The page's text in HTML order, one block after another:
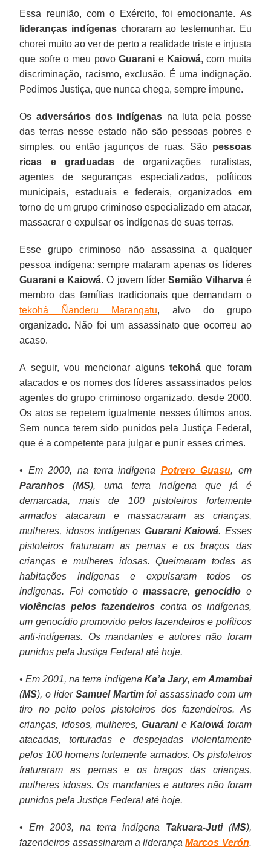
Essa reunião, com o Exército, foi emocionante. As
lideranças indígenas choraram ao testemunhar. Eu
chorei muito ao ver de perto a realidade triste e injusta
que sofre o meu povoGuarani e Kaiowá, com muita
discriminação, racismo, exclusão. É uma indignação.
Pedimos Justiça, que nunca chega, sempre impune.
Os adversários dos indígenas na luta pela posse
das terras nesse estado não são pessoas pobres e
simples, ou então jagunços de ruas. São pessoas
ricas e graduadas de organizações ruralistas,
agentes de seguranças especializados, políticos
municipais, estaduais e federais, organizados em
torno de um grupo criminoso especializado em atacar,
massacrar e expulsar os indígenas de suas terras.
Esse grupo criminoso não assassina a qualquer
pessoa indígena: sempre mataram apenas os líderes
Guarani e Kaiowá. O jovem líder Semião Vilharvaé
membro das famílias tradicionais que demandam o
tekohá Ñanderu Marangatu, alvo do grupo
organizado. Não foi um assassinato que ocorreu ao
acaso.
A seguir, vou mencionar alguns tekoháque foram
atacados e os nomes dos líderes assassinados pelos
agentes do grupo criminoso organizado, desde 2000.
Os atos se repetem igualmente nesses últimos anos.
Sem nunca terem sido punidos pela Justiça Federal,
que é a competente para julgar e punir esses crimes.
• Em 2000, na terra indígena Potrero Guasu, em
Paranhos (MS), uma terra indígena que já é
demarcada, mais de 100 pistoleiros fortemente
armados atacaram e massacraram as crianças,
mulheres, idosos indígenas Guarani Kaiowá. Esses
pistoleiros fraturaram as pernas e os braços das
crianças e mulheres idosas. Queimaram todas as
habitações indígenas e expulsaram todos os
indígenas. Foi cometido omassacre,genocídio e
violências pelos fazendeiros contra os indígenas,
um genocídio promovido pelos fazendeiros e políticos
anti-indígenas. Os mandantes e autores não foram
punidos pela Justiça Federal até hoje.
• Em 2001, na terra indígena Ka’a Jary, em Amambai
(MS), o líder Samuel Martimfoi assassinado com um
tiro no peito pelos pistoleiros dos fazendeiros. As
crianças, idosos, mulheres, GuaranieKaiowá foram
atacadas, torturadas e despejadas violentamente
pelos 100 homens fortemente armados. Os pistoleiros
fraturaram as pernas e os braços das crianças,
mulheres idosas. Os mandantes e autores não foram
punidos pela Justiça Federal até hoje.
• Em 2003, na terra indígena Takuara-Juti(MS),
fazendeiros assassinaram a liderançaMarcos Verón.